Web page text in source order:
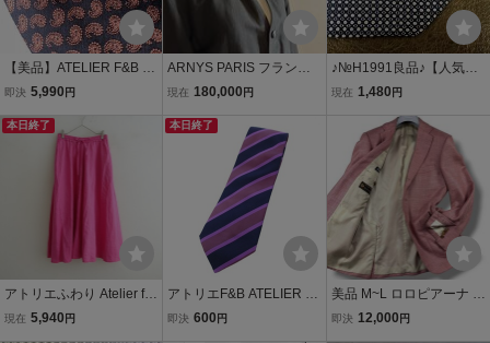
【美品】ATELIER F&B ア
トリエ F&B ネクタイ ネイ
フランス製
即決 5,990 円
ARNYS PARIS フランス
製 シルク リネン ジャケ
アーナ カバーオール
現在 180,000 円
♪№H1991良品♪【人気の
細8.1㎝】【ATELIER F＆
ー♪ネクタイ♪ナロータイ♪
現在 1,480 円
本日終了
アトリエふわり Atelier fu
wari *リネンスカート*ピ
現在 5,940 円
本日終了
アトリエF&B ATELIER F&
B ネクタイ レジメンタル
即決 600 円
美品 M~L ロロピアーナ L
oroPiana×SOVEREIGN
即決 12,000 円